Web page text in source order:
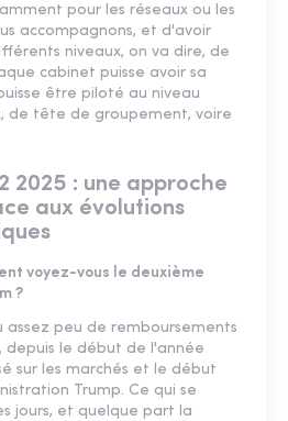
pour les réseaux ou les
accompagnons, et d'avoir
niveaux, on va dire, de
cabinet puisse avoir sa
être piloté au niveau
de tête de groupement, voire
2025 : une approche
aux évolutions
voyez-vous le deuxième
?
assez peu de remboursements
depuis le début de l'année
sur les marchés et le début
Trump. Ce qui se
jours, et quelque part la